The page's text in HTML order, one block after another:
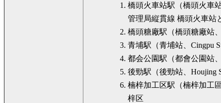
橋頭火車站駅（橋頭火車
管理局縦貫線 橋頭火車站
橋頭糖廠駅（橋頭糖廠站
青埔駅（青埔站、Cingpu
都会公園駅（都會公園站
後勁駅（後勁站、Houjing
楠梓加工区駅（楠梓加工區
梓区